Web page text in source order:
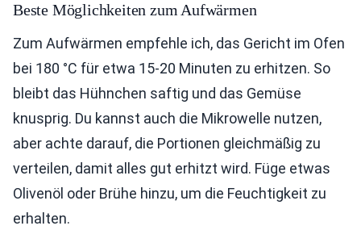
Beste Möglichkeiten zum Aufwärmen
Zum Aufwärmen empfehle ich, das Gericht im Ofen
bei 180 °C für etwa 15-20 Minuten zu erhitzen. So
bleibt das Hühnchen saftig und das Gemüse
knusprig. Du kannst auch die Mikrowelle nutzen,
aber achte darauf, die Portionen gleichmäßig zu
verteilen, damit alles gut erhitzt wird. Füge etwas
Olivenöl oder Brühe hinzu, um die Feuchtigkeit zu
erhalten.